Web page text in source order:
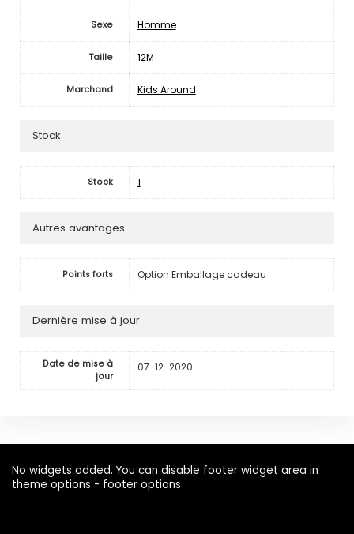
Sexe Homme
Taille 12M
Marchand Kids Around
Stock
Stock 1
Autres avantages
Points forts Option Emballage cadeau
Dernière mise à jour
Date de mise à
jour
07-12-2020
No widgets added. You can disable footer widget area in
theme options - footer options